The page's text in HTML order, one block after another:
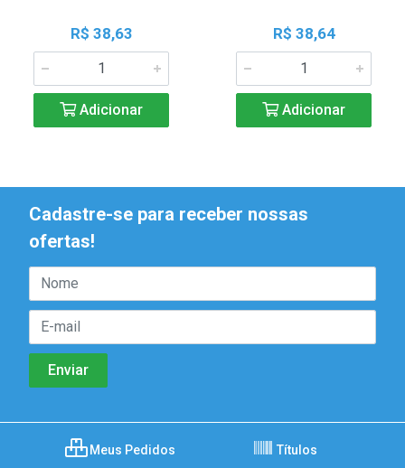
R$ 38,63
Adicionar
R$ 38,64
Adicionar
Cadastre-se para receber nossas
ofertas!
Meus Pedidos Títulos